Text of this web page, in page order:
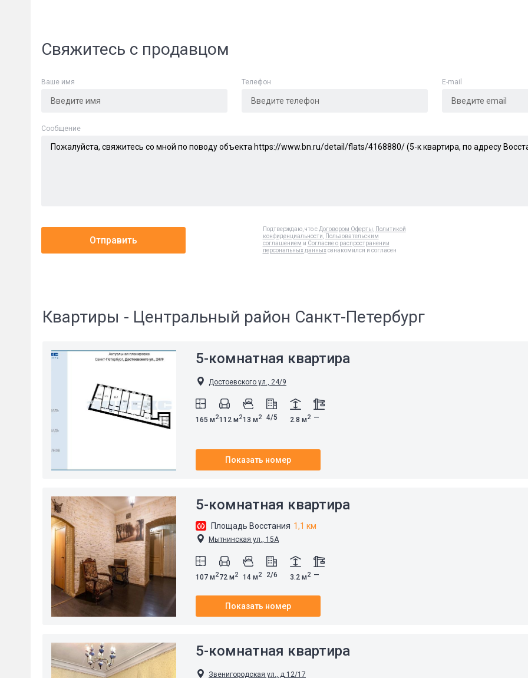
Свяжитесь с продавцом
Ваше имя Телефон E-mail
Cообщение
Отправить
Подтверждаю, что с Договором Оферты
Политикой
конфиденциальности
Пользовательским
соглашением и Согласие о распространении
персональных данныхознакомился и согласен
Квартиры - Центральный район Санкт-Петербург
5-комнатная квартира
Достоевского ул., 24/9
165 м2112 м213 м2 4/5 2.8 м2 —
Показать номер
5-комнатная квартира
Площадь Восстания 1,1 км
Мытнинская ул., 15А
107 м272 м2 14 м2 2/6 3.2 м2 —
Показать номер
5-комнатная квартира
Звенигородская ул., д 12/17